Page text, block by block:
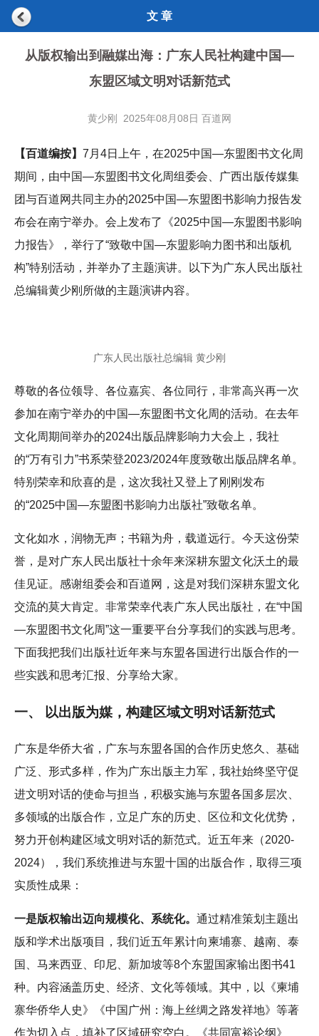
文 章
从版权输出到融媒出海：广东人民社构建中国—
东盟区域文明对话新范式
黄少刚 2025年08月08日 百道网
【百道编按】 7月4日上午，在2025中国—东盟图书文化周
期间，由中国—东盟图书文化周组委会、广西出版传媒集
团与百道网共同主办的2025中国—东盟图书影响力报告发
布会在南宁举办。会上发布了《2025中国—东盟图书影响
力报告》，举行了“致敬中国—东盟影响力图书和出版机
构”特别活动，并举办了主题演讲。以下为广东人民出版社
总编辑黄少刚所做的主题演讲内容。
广东人民出版社总编辑 黄少刚
尊敬的各位领导、各位嘉宾、各位同行，非常高兴再一次
参加在南宁举办的中国—东盟图书文化周的活动。在去年
文化周期间举办的2024出版品牌影响力大会上，我社
的“万有引力”书系荣登2023/2024年度致敬出版品牌名单。
特别荣幸和欣喜的是，这次我社又登上了刚刚发布
的“2025中国—东盟图书影响力出版社”致敬名单。
文化如水，润物无声；书籍为舟，载道远行。今天这份荣
誉，是对广东人民出版社十余年来深耕东盟文化沃土的最
佳见证。感谢组委会和百道网，这是对我们深耕东盟文化
交流的莫大肯定。非常荣幸代表广东人民出版社，在“中国
—东盟图书文化周”这一重要平台分享我们的实践与思考。
下面我把我们出版社近年来与东盟各国进行出版合作的一
些实践和思考汇报、分享给大家。
一、 以出版为媒，构建区域文明对话新范式
广东是华侨大省，广东与东盟各国的合作历史悠久、基础
广泛、形式多样，作为广东出版主力军，我社始终坚守促
进文明对话的使命与担当，积极实施与东盟各国多层次、
多领域的出版合作，立足广东的历史、区位和文化优势，
努力开创构建区域文明对话的新范式。近五年来（2020-
2024），我们系统推进与东盟十国的出版合作，取得三项
实质性成果：
一是版权输出迈向规模化、系统化。 通过精准策划主题出
版和学术出版项目，我们近五年累计向柬埔寨、越南、泰
国、马来西亚、印尼、新加坡等8个东盟国家输出图书41
种。内容涵盖历史、经济、文化等领域。其中，以《柬埔
寨华侨华人史》《中国广州：海上丝绸之路发祥地》等著
作为切入点，填补了区域研究空白。《共同富裕论纲》